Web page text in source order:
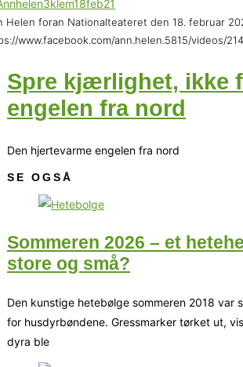
Helen foran Nationalteateret den 18. februar
www.facebook.com/ann.helen.5815/videos/
Spre kjærlighet, ikke
engelen fra nord
Den hjertevarme engelen fra nord
SE OGSÅ
Sommeren 2026 – et
store og små?
Den kunstige hetebølge sommeren 2018 var
for husdyrbøndene. Gressmarker tørket ut,
dyra ble